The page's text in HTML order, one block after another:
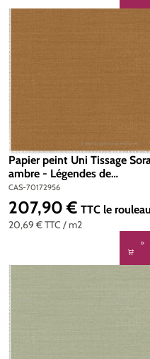
Papier peint Uni Tissage
ambre - Légendes de
Casamance | Réf. CAS-
70172956
CAS-70172956
20,69 €TTC / m2
Prix régulier :
207,90 € TTC le rouleau